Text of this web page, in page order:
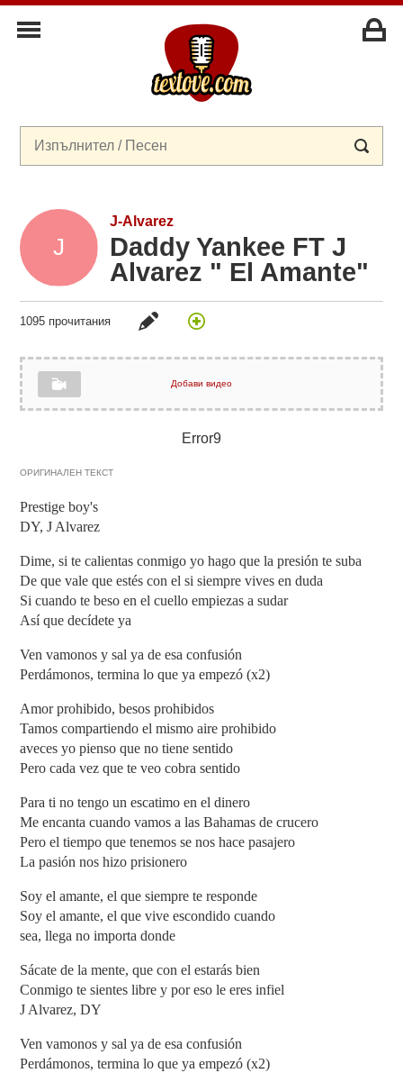
J-Alvarez
Daddy Yankee FT J
Alvarez " El Amante"
1095 прочитания
Добави видео
Error9
ОРИГИНАЛЕН ТЕКСТ
Prestige boy's
DY, J Alvarez
Dime, si te calientas conmigo yo hago que la presión te suba
De que vale que estés con el si siempre vives en duda
Si cuando te beso en el cuello empiezas a sudar
Así que decídete ya
Ven vamonos y sal ya de esa confusión
Perdámonos, termina lo que ya empezó (x2)
Amor prohibido, besos prohibidos
Tamos compartiendo el mismo aire prohibido
aveces yo pienso que no tiene sentido
Pero cada vez que te veo cobra sentido
Para ti no tengo un escatimo en el dinero
Me encanta cuando vamos a las Bahamas de crucero
Pero el tiempo que tenemos se nos hace pasajero
La pasión nos hizo prisionero
Soy el amante, el que siempre te responde
Soy el amante, el que vive escondido cuando
sea, llega no importa donde
Sácate de la mente, que con el estarás bien
Conmigo te sientes libre y por eso le eres infiel
J Alvarez, DY
Ven vamonos y sal ya de esa confusión
Perdámonos, termina lo que ya empezó (x2)